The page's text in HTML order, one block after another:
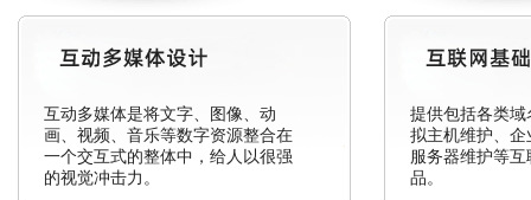
互动多媒体是将文字、图像、动
画、视频、音乐等数字资源整合在
一个交互式的整体中，给人以很强
的视觉冲击力。
提供包括各类
拟主机维护、
服务器维护等
品。